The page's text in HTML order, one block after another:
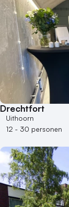
Drechtfort
Uithoorn
12 - 30 personen